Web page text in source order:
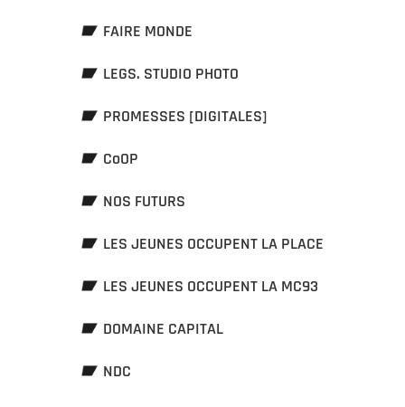
FAIRE MONDE
LEGS. STUDIO PHOTO
PROMESSES [DIGITALES]
CoOP
NOS FUTURS
LES JEUNES OCCUPENT LA PLACE
LES JEUNES OCCUPENT LA MC93
DOMAINE CAPITAL
NDC